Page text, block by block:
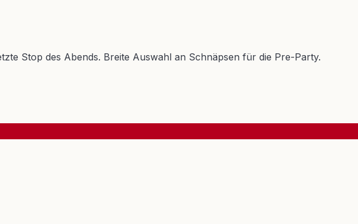
Stop des Abends. Breite Auswahl an Schnäpsen für die Pre-Party.